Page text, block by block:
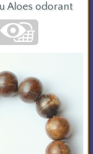
Aloes odorant